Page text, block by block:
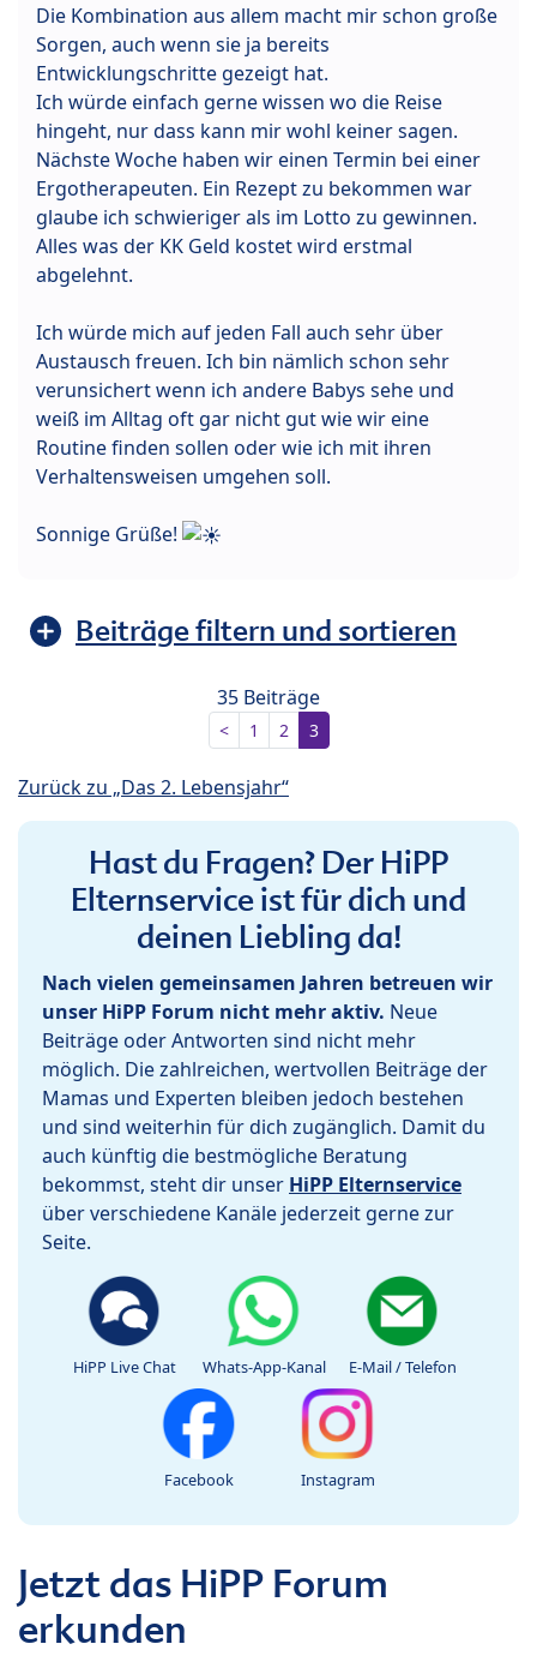
Die Kombination aus allem macht mir schon große
Sorgen, auch wenn sie ja bereits
Entwicklungschritte gezeigt hat.
Ich würde einfach gerne wissen wo die Reise
hingeht, nur dass kann mir wohl keiner sagen.
Nächste Woche haben wir einen Termin bei einer
Ergotherapeuten. Ein Rezept zu bekommen war
glaube ich schwieriger als im Lotto zu gewinnen.
Alles was der KK Geld kostet wird erstmal
abgelehnt.
Ich würde mich auf jeden Fall auch sehr über
Austausch freuen. Ich bin nämlich schon sehr
verunsichert wenn ich andere Babys sehe und
weiß im Alltag oft gar nicht gut wie wir eine
Routine finden sollen oder wie ich mit ihren
Verhaltensweisen umgehen soll.
Sonnige Grüße!
Beiträge filtern und sortieren
35 Beiträge
< 1 2 3
Zurück zu „Das 2. Lebensjahr“
Hast du Fragen? Der HiPP
Elternservice ist für dich und
deinen Liebling da!
Nach vielen gemeinsamen Jahren betreuen wir
unser HiPP Forum nicht mehr aktiv. Neue
Beiträge oder Antworten sind nicht mehr
möglich. Die zahlreichen, wertvollen Beiträge der
Mamas und Experten bleiben jedoch bestehen
und sind weiterhin für dich zugänglich. Damit du
auch künftig die bestmögliche Beratung
bekommst, steht dir unser HiPP Elternservice
über verschiedene Kanäle jederzeit gerne zur
Seite.
HiPP Live Chat Whats-App-Kanal E-Mail / Telefon
Facebook Instagram
Jetzt das HiPP Forum
erkunden